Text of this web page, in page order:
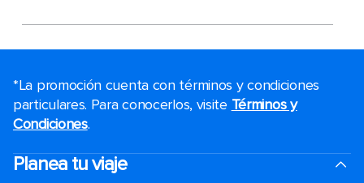
*La promoción cuenta con términos y condiciones
particulares. Para conocerlos, visite Términos y
Condiciones.
Planea tu viaje